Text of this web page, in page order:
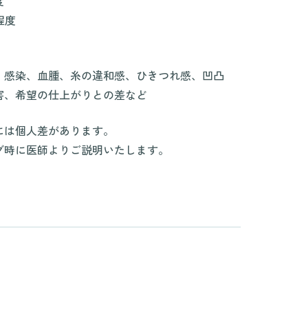
度
染、血腫、糸の違和感、ひきつれ感、凹凸
希望の仕上がりとの差など
個人差があります。
に医師よりご説明いたします。